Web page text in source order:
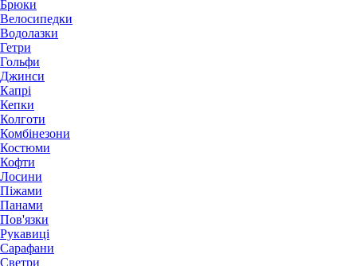
Брюки
Велосипедки
Водолазки
Гетри
Гольфи
Джинси
Капрі
Кепки
Колготи
Комбінезони
Костюми
Кофти
Лосини
Піжами
Панами
Пов'язки
Рукавиці
Сарафани
Светри